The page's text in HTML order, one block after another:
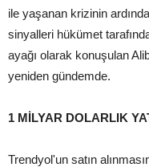
ile yaşanan krizinin
sinyalleri hükümet
ayağı olarak konuşulan
yeniden gündemde.
1 MİLYAR DOLARLIK
Trendyol'un satın